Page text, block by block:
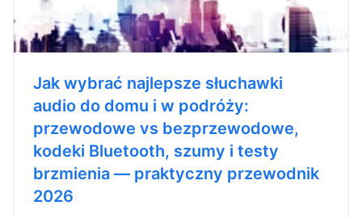
Jak wybrać najlepsze słuchawki
audio do domu i w podróży:
przewodowe vs bezprzewodowe,
kodeki Bluetooth, szumy i testy
brzmienia — praktyczny przewodnik
2026